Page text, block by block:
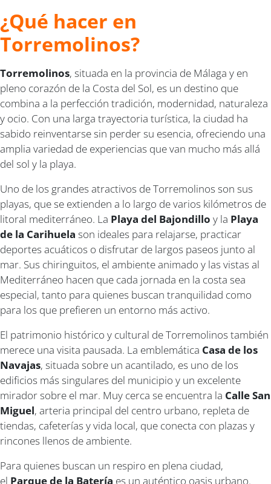
¿Qué hacer en
Torremolinos?
Torremolinos, situada en la provincia de Málaga y en
pleno corazón de la Costa del Sol, es un destino que
combina a la perfección tradición, modernidad, naturaleza
y ocio. Con una larga trayectoria turística, la ciudad ha
sabido reinventarse sin perder su esencia, ofreciendo una
amplia variedad de experiencias que van mucho más allá
del sol y la playa.
Uno de los grandes atractivos de Torremolinos son sus
playas, que se extienden a lo largo de varios kilómetros de
litoral mediterráneo. La Playa del Bajondillo y la Playa
de la Carihuela son ideales para relajarse, practicar
deportes acuáticos o disfrutar de largos paseos junto al
mar. Sus chiringuitos, el ambiente animado y las vistas al
Mediterráneo hacen que cada jornada en la costa sea
especial, tanto para quienes buscan tranquilidad como
para los que prefieren un entorno más activo.
El patrimonio histórico y cultural de Torremolinos también
merece una visita pausada. La emblemática Casa de los
Navajas, situada sobre un acantilado, es uno de los
edificios más singulares del municipio y un excelente
mirador sobre el mar. Muy cerca se encuentra la Calle San
Miguel, arteria principal del centro urbano, repleta de
tiendas, cafeterías y vida local, que conecta con plazas y
rincones llenos de ambiente.
Para quienes buscan un respiro en plena ciudad,
el Parque de la Batería es un auténtico oasis urbano.